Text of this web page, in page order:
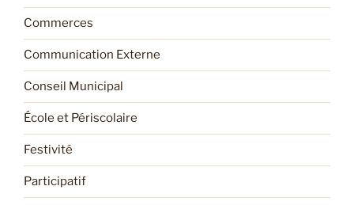
Commerces
Communication Externe
Conseil Municipal
École et Périscolaire
Festivité
Participatif